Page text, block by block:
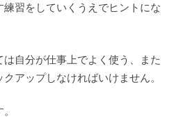
習をしていくうえでヒントにな
自分が仕事上でよく使う、また
アップしなければいけません。